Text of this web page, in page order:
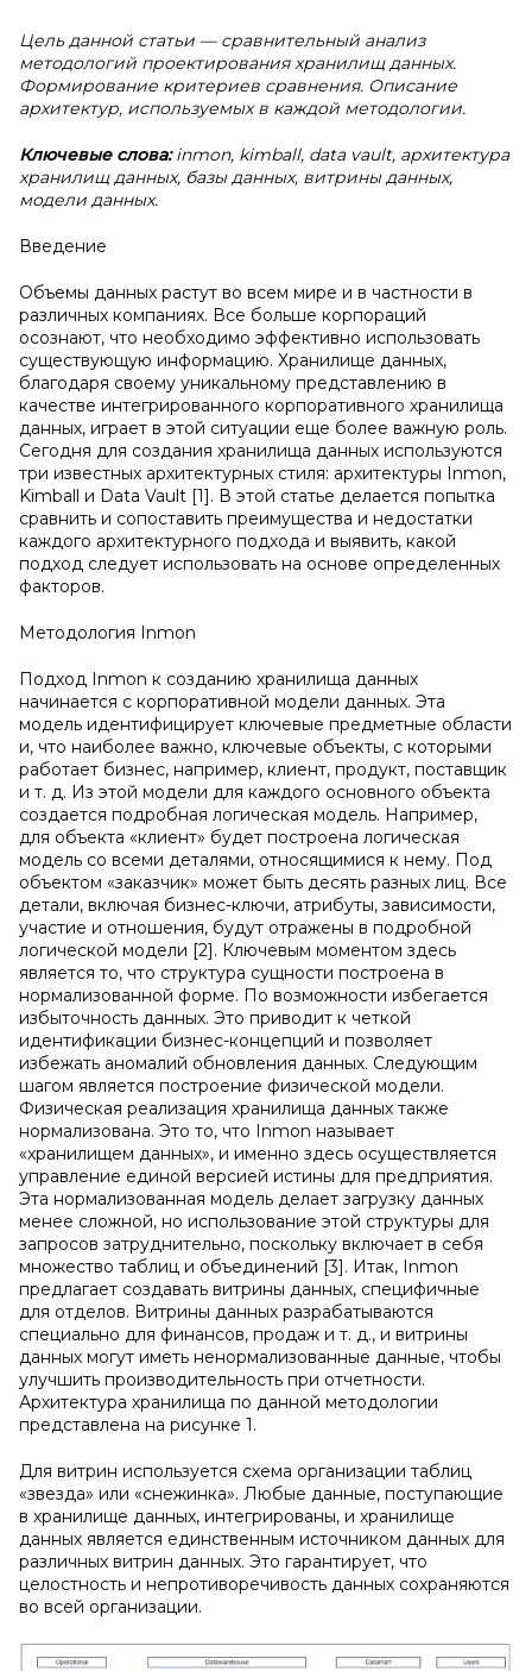
Цель данной статьи — сравнительный анализ
методологий проектирования хранилищ данных.
Формирование критериев сравнения. Описание
архитектур, используемых в каждой методологии.
Ключевые слова:inmon, kimball, data vault, архитектура
хранилищ данных, базы данных, витрины данных,
модели данных.
Введение
Объемы данных растут во всем мире и в частности в
различных компаниях. Все больше корпораций
осознают, что необходимо эффективно использовать
существующую информацию. Хранилище данных,
благодаря своему уникальному представлению в
качестве интегрированного корпоративного хранилища
данных, играет в этой ситуации еще более важную роль.
Сегодня для создания хранилища данных используются
три известных архитектурных стиля: архитектуры Inmon,
Kimball и Data Vault [1]. В этой статье делается попытка
сравнить и сопоставить преимущества и недостатки
каждого архитектурного подхода и выявить, какой
подход следует использовать на основе определенных
факторов.
Методология Inmon
Подход Inmon к созданию хранилища данных
начинается с корпоративной модели данных. Эта
модель идентифицирует ключевые предметные области
и, что наиболее важно, ключевые объекты, с которыми
работает бизнес, например, клиент, продукт, поставщик
и т. д. Из этой модели для каждого основного объекта
создается подробная логическая модель. Например,
для объекта «клиент» будет построена логическая
модель со всеми деталями, относящимися к нему. Под
объектом «заказчик» может быть десять разных лиц. Все
детали, включая бизнес-ключи, атрибуты, зависимости,
участие и отношения, будут отражены в подробной
логической модели [2]. Ключевым моментом здесь
является то, что структура сущности построена в
нормализованной форме. По возможности избегается
избыточность данных. Это приводит к четкой
идентификации бизнес-концепций и позволяет
избежать аномалий обновления данных. Следующим
шагом является построение физической модели.
Физическая реализация хранилища данных также
нормализована. Это то, что Inmon называет
«хранилищем данных», и именно здесь осуществляется
управление единой версией истины для предприятия.
Эта нормализованная модель делает загрузку данных
менее сложной, но использование этой структуры для
запросов затруднительно, поскольку включает в себя
множество таблиц и объединений [3]. Итак, Inmon
предлагает создавать витрины данных, специфичные
для отделов. Витрины данных разрабатываются
специально для финансов, продаж и т. д., и витрины
данных могут иметь ненормализованные данные, чтобы
улучшить производительность при отчетности.
Архитектура хранилища по данной методологии
представлена на рисунке 1.
Для витрин используется схема организации таблиц
«звезда» или «снежинка». Любые данные, поступающие
в хранилище данных, интегрированы, и хранилище
данных является единственным источником данных для
различных витрин данных. Это гарантирует, что
целостность и непротиворечивость данных сохраняются
во всей организации.